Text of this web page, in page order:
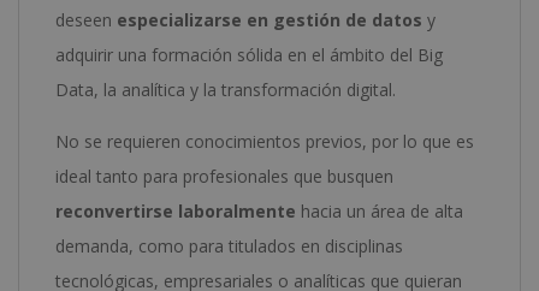
deseen especializarse en gestión de datos y
adquirir una formación sólida en el ámbito del Big
Data, la analítica y la transformación digital.
No se requieren conocimientos previos, por lo que es
ideal tanto para profesionales que busquen
reconvertirse laboralmente hacia un área de alta
demanda, como para titulados en disciplinas
tecnológicas, empresariales o analíticas que quieran